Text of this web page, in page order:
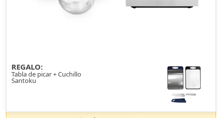
REGALO:
Tabla de picar + Cuchillo
Santoku